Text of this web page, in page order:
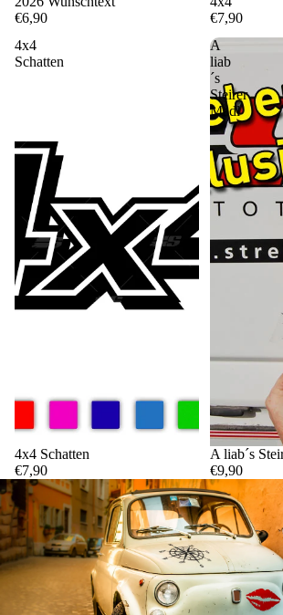
€6,90
€7,90
4x4
Schatten
4x4 Schatten
€7,90
A
liab
´s
Steirer
Madl
A liab´s
€9,90